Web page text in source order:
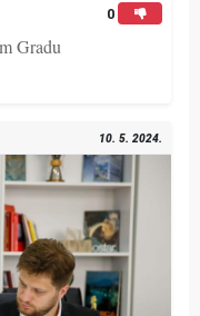
0
Gradu
10. 5. 2024.